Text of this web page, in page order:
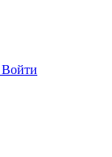
Войти